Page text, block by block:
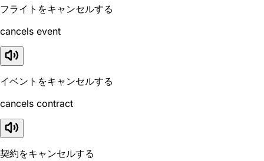
フライトをキャンセルする
cancels event
イベントをキャンセルする
cancels contract
契約をキャンセルする